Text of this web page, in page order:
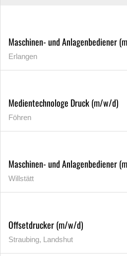
Maschinen- und Anlagenbediener
Erlangen
Medientechnologe Druck (m/w/d)
Föhren
Maschinen- und Anlagenbediener
Willstätt
Offsetdrucker (m/w/d)
Straubing, Landshut